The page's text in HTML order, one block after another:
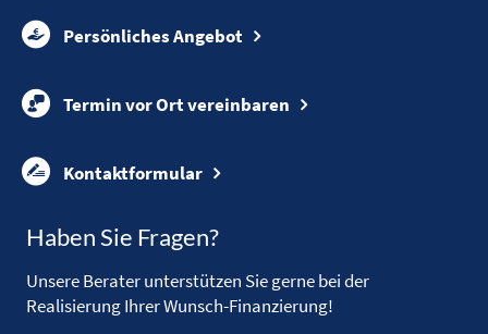
Persönliches Angebot
Termin vor Ort vereinbaren
Kontaktformular
Haben Sie Fragen?
Unsere Berater unterstützen Sie gerne bei der
Realisierung Ihrer Wunsch-Finanzierung!